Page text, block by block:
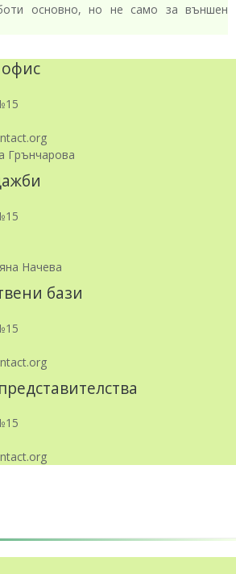
основно, но не само за външен
Грънчарова
Начева
бази